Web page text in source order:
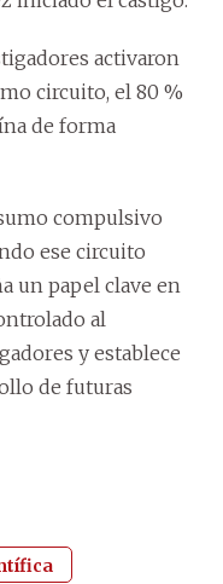
activaron
circuito, el 80 %
de forma
compulsivo
ese circuito
un papel clave en
al
y establece
de futuras